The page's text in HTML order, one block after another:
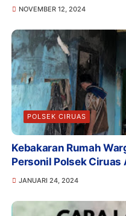
NOVEMBER 12, 2024
POLSEK CIRUAS
Kebakaran Rumah
Personil Polsek Ciruas
JANUARI 24, 2024